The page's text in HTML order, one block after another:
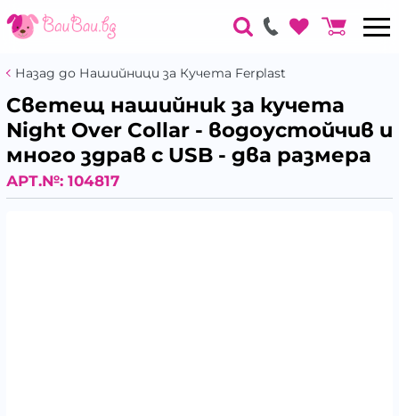
Назад до Нашийници за Кучета Ferplast
Светещ нашийник за кучета
Night Over Collar - водоустойчив и
много здрав с USB - два размера
АРТ.№: 104817